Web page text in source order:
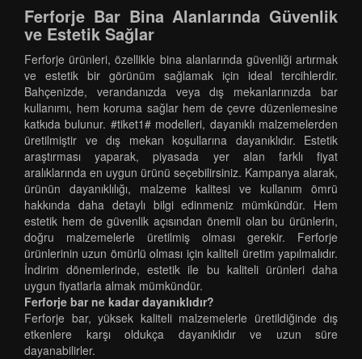
Ferforje Bar Bina Alanlarında Güvenlik
ve Estetik Sağlar
Ferforje ürünleri, özellikle bina alanlarında güvenliği artırmak
ve estetik bir görünüm sağlamak için ideal tercihlerdir.
Bahçenizde, verandanızda veya dış mekanlarınızda bar
kullanımı, hem koruma sağlar hem de çevre düzenlemesine
katkıda bulunur. #tiket1# modelleri, dayanıklı malzemelerden
üretilmiştir ve dış mekan koşullarına dayanıklıdır. Estetik
araştırması yaparak, piyasada yer alan farklı fiyat
aralıklarında en uygun ürünü seçebilirsiniz. Kampanya alarak,
ürünün dayanıklılığı, malzeme kalitesi ve kullanım ömrü
hakkında daha detaylı bilgi edinmeniz mümkündür. Hem
estetik hem de güvenlik açısından önemli olan bu ürünlerin,
doğru malzemelerle üretilmiş olması gerekir. Ferforje
ürünlerinin uzun ömürlü olması için kaliteli üretim yapılmalıdır.
İndirim dönemlerinde, estetik ile bu kaliteli ürünleri daha
uygun fiyatlarla almak mümkündür.
Ferforje bar ne kadar dayanıklıdır?
Ferforje bar, yüksek kaliteli malzemelerle üretildiğinde dış
etkenlere karşı oldukça dayanıklıdır ve uzun süre
dayanabilirler.